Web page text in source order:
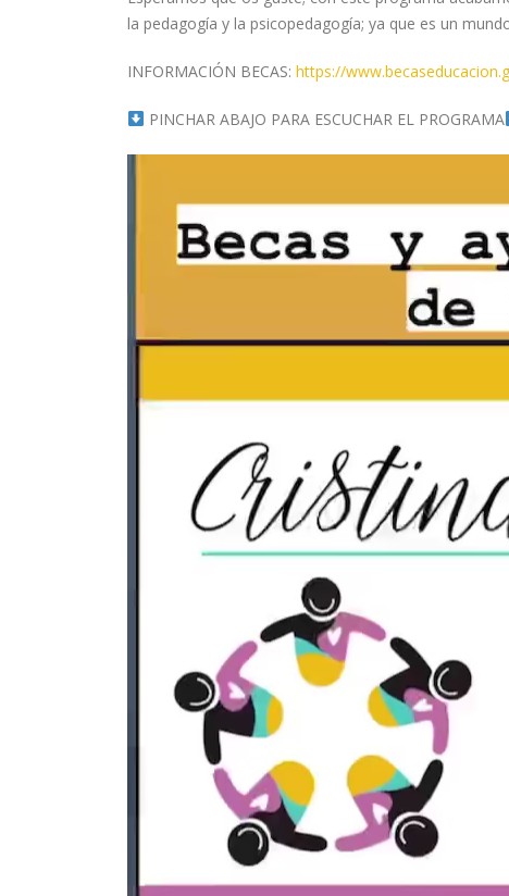
la pedagogía y la psicopedagogía; ya que es un
INFORMACIÓN BECAS: https://
PINCHAR ABAJO PARA ESCUCHAR EL PROGRAMA